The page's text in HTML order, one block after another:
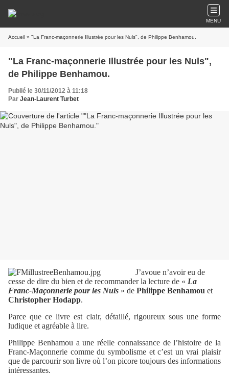
MENU
Accueil » "La Franc-maçonnerie Illustrée pour les Nuls", de Philippe Benhamou.
"La Franc-maçonnerie Illustrée pour les Nuls",
de Philippe Benhamou.
Publié le 30/11/2012 à 11:18
Par Jean-Laurent Turbet
J’avoue n’avoir eu de
cesse de dire du bien et de recommander la lecture de « La
Franc-Maçonnerie pour les Nuls » de Philippe Benhamou et
Christopher Hodapp.
Parce que ce livre est clair, détaillé, rigoureux sous une forme
ludique et agréable à lire.
Philippe Benhamou a une réelle connaissance de l’histoire de la
Franc-Maçonnerie comme du symbolisme et c’est un vrai plaisir
que de parcourir son livre où l’on picore toujours des informations
intéressantes.